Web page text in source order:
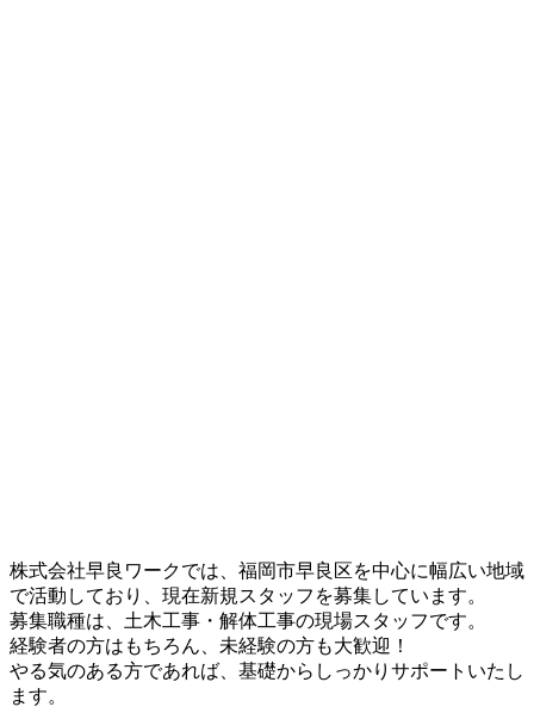
株式会社早良ワークでは、福岡市早良区を中心に幅広い地域
で活動しており、現在新規スタッフを募集しています。
募集職種は、土木工事・解体工事の現場スタッフです。
経験者の方はもちろん、未経験の方も大歓迎！
やる気のある方であれば、基礎からしっかりサポートいたし
ます。